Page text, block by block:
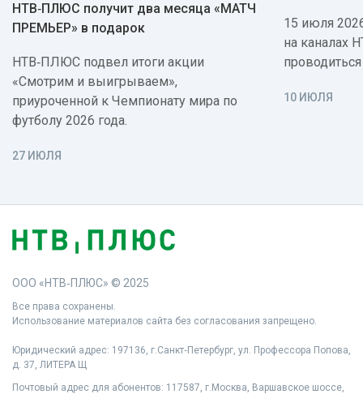
НТВ‑ПЛЮС получит два месяца «МАТЧ
ПРЕМЬЕР» в подарок
НТВ‑ПЛЮС подвел итоги акции
«Смотрим и выигрываем»,
приуроченной к Чемпионату мира по
футболу 2026 года.
27 ИЮЛЯ
15 июля
на каналах
10 ИЮЛЯ
ООО «НТВ‑ПЛЮС» © 2025
Все права сохранены.
Использование материалов сайта без согласования запрещено.
Юридический адрес: 197136, г.Санкт‑Петербург, ул. Профессора Попова,
д. 37, ЛИТЕРА Щ
Почтовый адрес для абонентов: 117587, г.Москва, Варшавское шоссе,